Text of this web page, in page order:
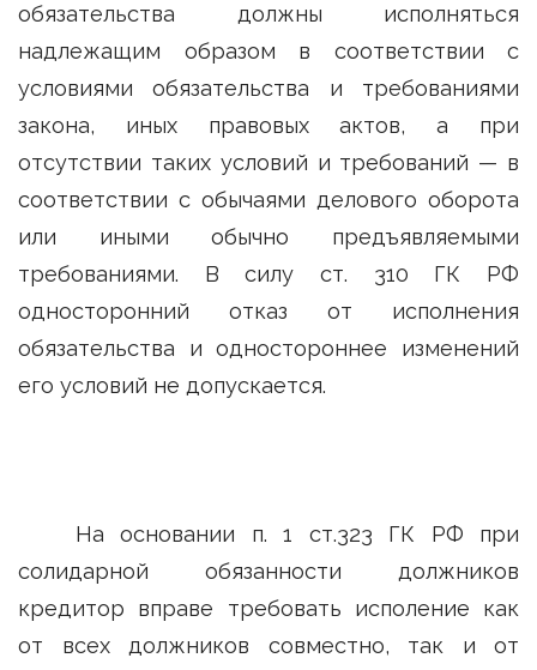
обязательства должны исполняться
надлежащим образом в соответствии с
условиями обязательства и требованиями
закона, иных правовых актов, а при
отсутствии таких условий и требований — в
соответствии с обычаями делового оборота
или иными обычно предъявляемыми
требованиями. В силу ст. 310 ГК РФ
односторонний отказ от исполнения
обязательства и одностороннее изменений
его условий не допускается.
На основании п. 1 ст.323 ГК РФ при
солидарной обязанности должников
кредитор вправе требовать исполение как
от всех должников совместно, так и от